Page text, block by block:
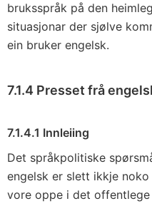
bruksspråk på den
situasjonar der sjølve
ein bruker engelsk.
7.1.4 Presset frå
7.1.4.1 Innleiing
Det språkpolitiske
engelsk er slett ikkje
vore oppe i det